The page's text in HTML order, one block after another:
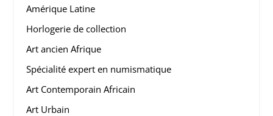
Amérique Latine
Horlogerie de collection
Art ancien Afrique
Spécialité expert en numismatique
Art Contemporain Africain
Art Urbain